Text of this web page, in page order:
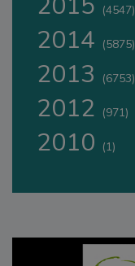
(4547)
2014 (5875)
2013 (6753)
2012 (971)
2010 (1)